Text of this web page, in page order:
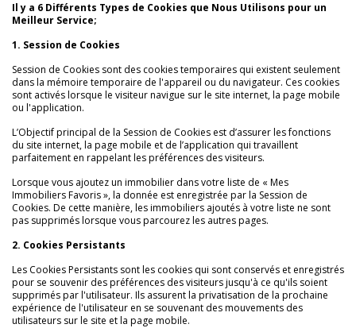
Il y a 6 Différents Types de Cookies que Nous Utilisons pour un
Meilleur Service;
1. Session de Cookies
Session de Cookies sont des cookies temporaires qui existent seulement
dans la mémoire temporaire de l'appareil ou du navigateur. Ces cookies
sont activés lorsque le visiteur navigue sur le site internet, la page mobile
ou l'application.
L’Objectif principal de la Session de Cookies est d’assurer les fonctions
du site internet, la page mobile et de l’application qui travaillent
parfaitement en rappelant les préférences des visiteurs.
Lorsque vous ajoutez un immobilier dans votre liste de « Mes
Immobiliers Favoris », la donnée est enregistrée par la Session de
Cookies. De cette manière, les immobiliers ajoutés à votre liste ne sont
pas supprimés lorsque vous parcourez les autres pages.
2. Cookies Persistants
Les Cookies Persistants sont les cookies qui sont conservés et enregistrés
pour se souvenir des préférences des visiteurs jusqu'à ce qu'ils soient
supprimés par l'utilisateur. Ils assurent la privatisation de la prochaine
expérience de l'utilisateur en se souvenant des mouvements des
utilisateurs sur le site et la page mobile.